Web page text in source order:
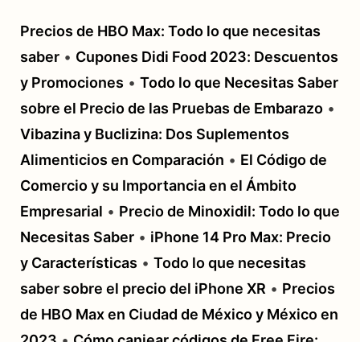
Precios de HBO Max: Todo lo que necesitas
saber • Cupones Didi Food 2023: Descuentos
y Promociones • Todo lo que Necesitas Saber
sobre el Precio de las Pruebas de Embarazo •
Vibazina y Buclizina: Dos Suplementos
Alimenticios en Comparación • El Código de
Comercio y su Importancia en el Ámbito
Empresarial • Precio de Minoxidil: Todo lo que
Necesitas Saber • iPhone 14 Pro Max: Precio
y Características • Todo lo que necesitas
saber sobre el precio del iPhone XR • Precios
de HBO Max en Ciudad de México y México en